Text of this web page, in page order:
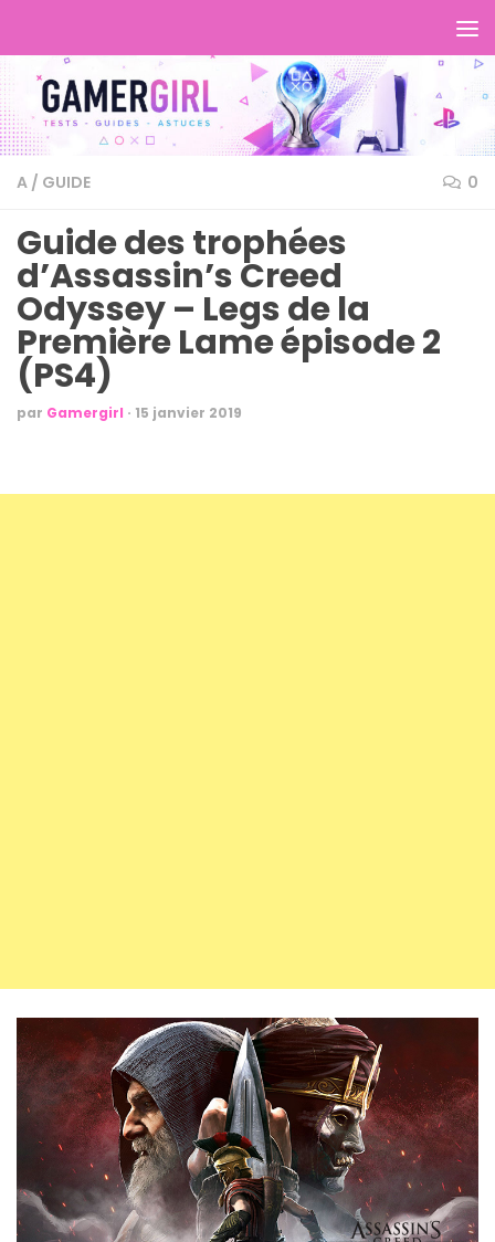
A / GUIDE 0
Guide des trophées
d’Assassin’s Creed
Odyssey – Legs de la
Première Lame épisode 2
(PS4)
par Gamergirl · 15 janvier 2019